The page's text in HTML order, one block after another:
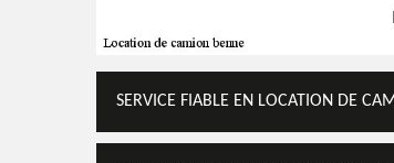
SERVICE FIABLE EN LOCATION DE